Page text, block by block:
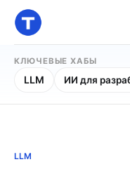
КЛЮЧЕВЫЕ ХАБЫ
LLM ИИ для
LLM